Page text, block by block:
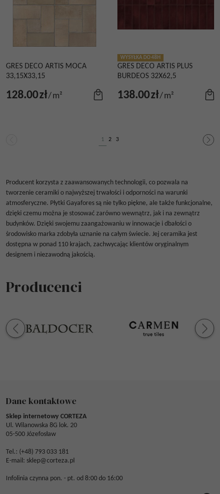
GRES DECO ARTIS MOCA
33,15X33,15
128.00zł/m²
WYSYŁKA DO 48H
GRES DECO ARTIS PLUS
BURDEOS 32X62,5
138.00zł/m²
1 2 3
Producent korzysta z zaawansowanych technologii, co pozwala na
tworzenie ceramiki o najwyższej trwałości i odporności na warunki
atmosferyczne. Płytki Gayafores są nie tylko piękne, ale także funkcjonalne,
dzięki czemu można je stosować zarówno wewnątrz, jak i na zewnątrz
budynków. Dzięki swojemu zaangażowaniu w innowacje i dbałości o
środowisko marka zdobyła uznanie na całym świecie. Jej ceramika jest
dostępna w ponad 110 krajach, zachwycając klientów oryginalnym
designem i niezawodną jakością.
Producenci
Dane kontaktowe
Sklep internetowy CORTEZA
Ul. Wilanowska 8G lok. 20
05-500 Józefosław
Tel.: (+48) 793 033 181
E-mail: sklep@corteza.pl
Infolinia czynna pon. - pt. od 8:00 do 16:00